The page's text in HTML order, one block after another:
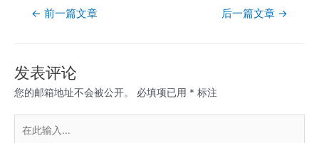
← 前一篇文章 后一篇文章 →
发表评论
您的邮箱地址不会被公开。 必填项已用 * 标注
此